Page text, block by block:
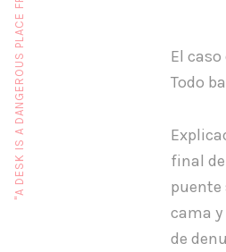
El
Todo
final
puente
cama
de